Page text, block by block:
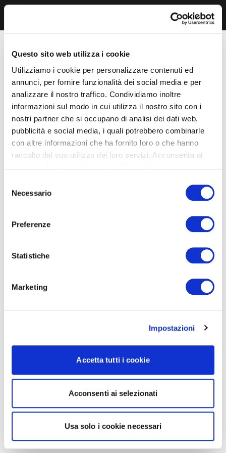
Questo sito web utilizza i cookie
Utilizziamo i cookie per personalizzare contenuti ed
annunci, per fornire funzionalità dei social media e per
analizzare il nostro traffico. Condividiamo inoltre
informazioni sul modo in cui utilizza il nostro sito con i
nostri partner che si occupano di analisi dei dati web,
pubblicità e social media, i quali potrebbero combinarle
con altre informazioni che ha fornito loro o che hanno
raccolto dal suo utilizzo dei loro servizi. Acconsenta ai
delNecessario
Preferenze
Statistiche
Marketing
Impostazioni
Accetta tutti i cookie
Acconsenti ai selezionati
Usa solo i cookie necessari